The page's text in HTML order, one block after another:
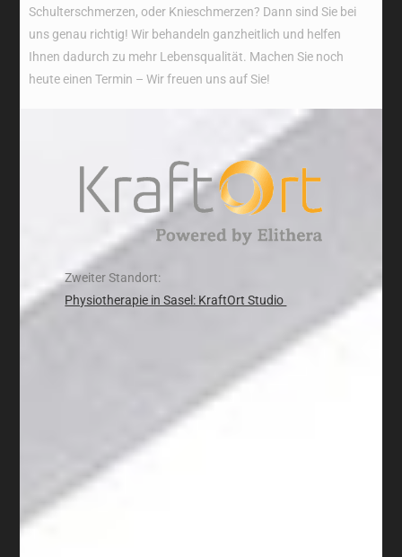
Schulterschmerzen, oder Knieschmerzen? Dann sind Sie bei
uns genau richtig! Wir behandeln ganzheitlich und helfen
Ihnen dadurch zu mehr Lebensqualität. Machen Sie noch
heute einen Termin – Wir freuen uns auf Sie!
Zweiter Standort:
Physiotherapie in Sasel: KraftOrt Studio